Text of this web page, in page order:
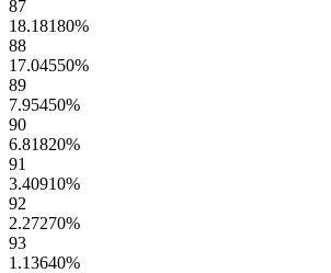
87
18.18180%
88
17.04550%
89
7.95450%
90
6.81820%
91
3.40910%
92
2.27270%
93
1.13640%